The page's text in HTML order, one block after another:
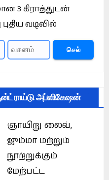
3 கிராத்துடன்
வடிவில்
செல்
அப்ளிகேஷன்
ஞாயிறு லைவ்,
ஜும்மா மற்றும்
நூற்றுக்கும்
மேற்பட்ட